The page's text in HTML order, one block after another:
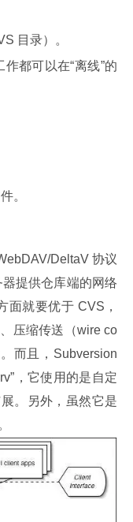
目录）。
都可以在“离线”的
。
DeltaV 协议
提供仓库端的网络
面就要优于 CVS，
压缩传送（wire co
而且，Subversion
，它使用的是自定
。另外，虽然它是
。